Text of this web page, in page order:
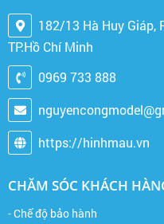
182/13 Hà Huy Giáp,
TP.Hồ Chí Minh
0969 733 888
https://hinhmau.vn
CHĂM SÓC KHÁCH
- Chế độ bảo hành